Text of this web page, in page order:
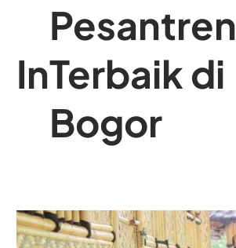
In
Pesantren
Terbaik di
Bogor